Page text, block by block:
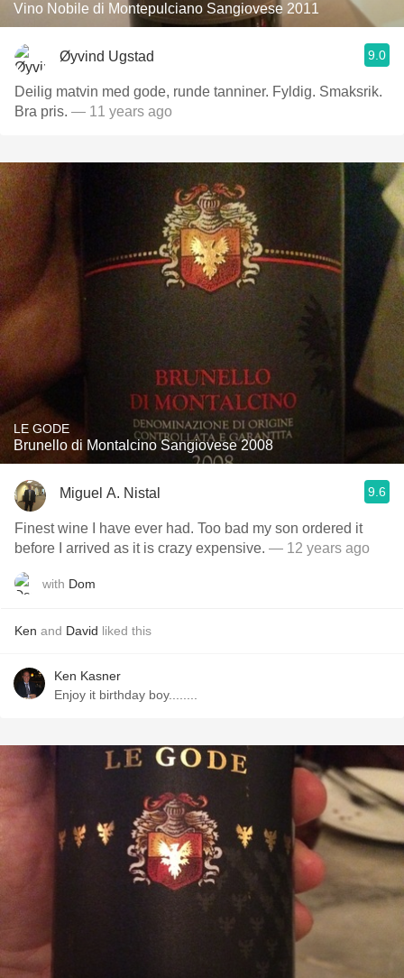
Vino Nobile di Montepulciano Sangiovese 2011
Øyvind Ugstad 9.0
Deilig matvin med gode, runde tanniner. Fyldig. Smaksrik.
Bra pris. — 11 years ago
LE GODE
Brunello di Montalcino Sangiovese 2008
Miguel A. Nistal 9.6
Finest wine I have ever had. Too bad my son ordered it
before I arrived as it is crazy expensive. — 12 years ago
with Dom
Ken and David liked this
Ken Kasner
Enjoy it birthday boy........